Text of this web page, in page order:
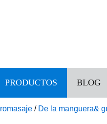
PRODUCTOS BLOG
/ De la manguera&